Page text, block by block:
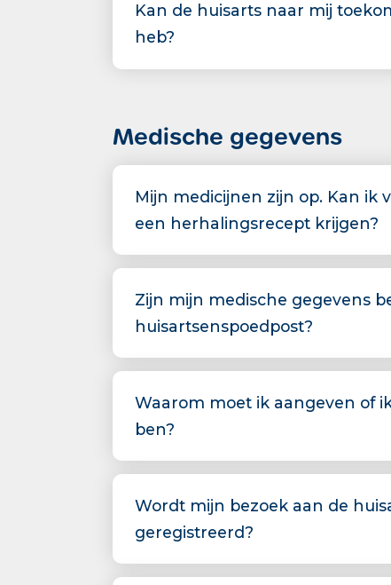
Kan de huisarts naar mij
heb?
Medische gegevens
Mijn medicijnen zijn op. Kan ik
een herhalingsrecept krijgen?
Zijn mijn medische gegevens
huisartsenspoedpost?
Waarom moet ik aangeven of
ben?
Wordt mijn bezoek aan de
geregistreerd?